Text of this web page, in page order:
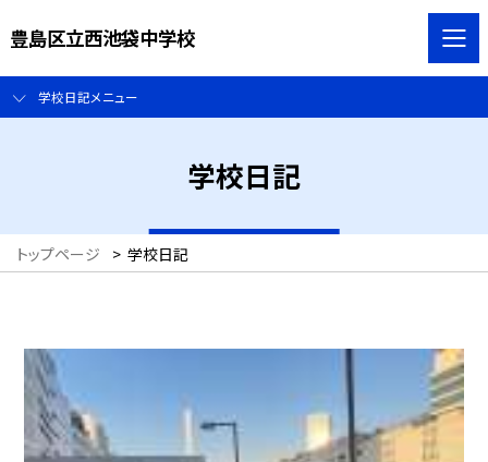
豊島区立西池袋中学校
学校日記メニュー
学校日記
トップページ > 学校日記